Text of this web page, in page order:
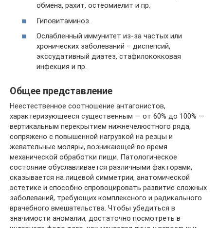
обмена, рахит, остеомиелит и пр.
Гиповитаминоз.
Ослабленный иммунитет из-за частых или
хронических заболеваний – диспепсий,
экссудативный диатез, стафилококковая
инфекция и пр.
Общее представление
Неестественное соотношение антагонистов,
характеризующееся существенным — от 60% до 100% —
вертикальным перекрытием нижнечелюстного ряда,
сопряжено с повышенной нагрузкой на резцы и
жевательные моляры, возникающей во время
механической обработки пищи. Патологическое
состояние обуславливается различными факторами,
сказывается на лицевой симметрии, анатомической
эстетике и способно спровоцировать развитие сложных
заболеваний, требующих комплексного и радикального
врачебного вмешательства. Чтобы убедиться в
значимости аномалии, достаточно посмотреть в